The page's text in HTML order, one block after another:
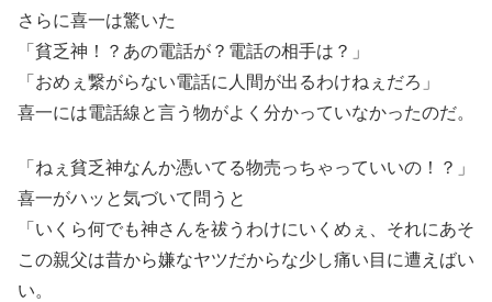
さらに喜一は驚いた
「貧乏神！？あの電話が？電話の相手は？」
「おめぇ繋がらない電話に人間が出るわけねぇだろ」
喜一には電話線と言う物がよく分かっていなかったのだ。
「ねぇ貧乏神なんか憑いてる物売っちゃっていいの！？」
喜一がハッと気づいて問うと
「いくら何でも神さんを祓うわけにいくめぇ、それにあそ
この親父は昔から嫌なヤツだからな少し痛い目に遭えばい
い。